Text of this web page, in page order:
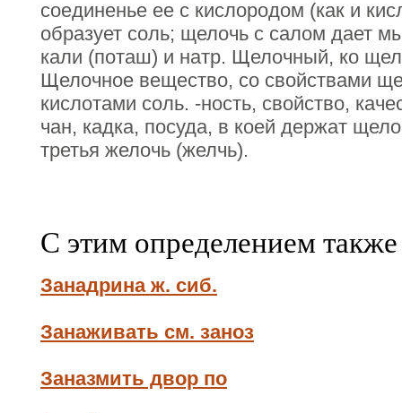
соединенье ее с кислородом (как и
образует соль; щелочь с салом дает
кали (поташ) и натр. Щелочный, ко
Щелочное вещество, со свойствами
кислотами соль. -ность, свойство,
чан, кадка, посуда, в коей держат
третья желочь (желчь).
С этим определением
Занадрина ж. сиб.
Занаживать см. заноз
Заназмить двор по